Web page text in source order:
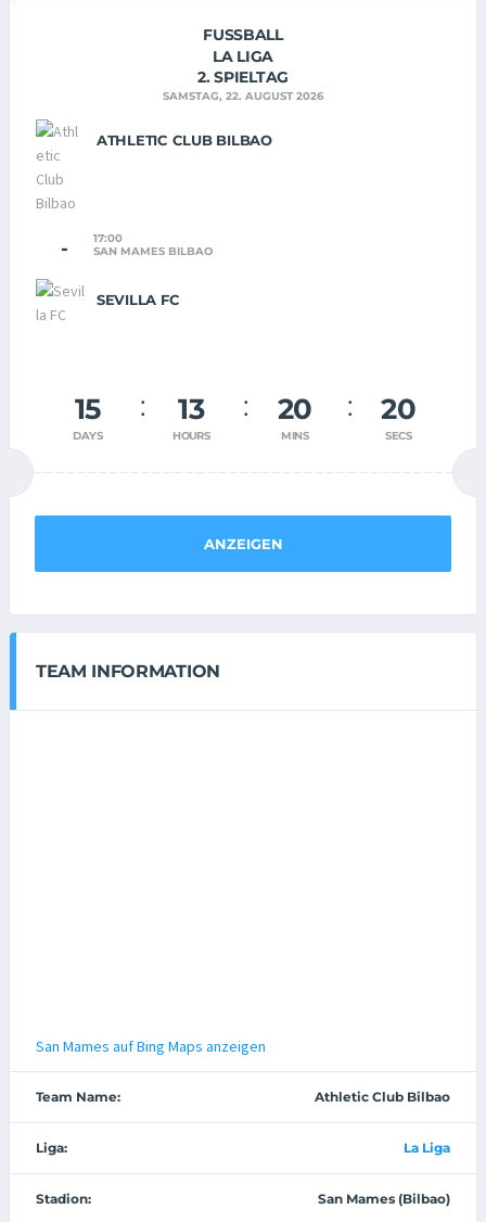
FUSSBALL
LA LIGA
2. SPIELTAG
SAMSTAG, 22. AUGUST 2026
ATHLETIC CLUB BILBAO
-
17:00
SAN MAMES BILBAO
SEVILLA FC
15
DAYS
13
HOURS
20
MINS
19
SECS
ANZEIGEN
TEAM INFORMATION
San Mames auf Bing Maps anzeigen
Team Name: Athletic Club Bilbao
Liga: La Liga
Stadion: San Mames (Bilbao)